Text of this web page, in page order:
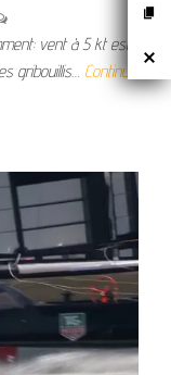
vent à 5 kt est-
gribouillis… Continue